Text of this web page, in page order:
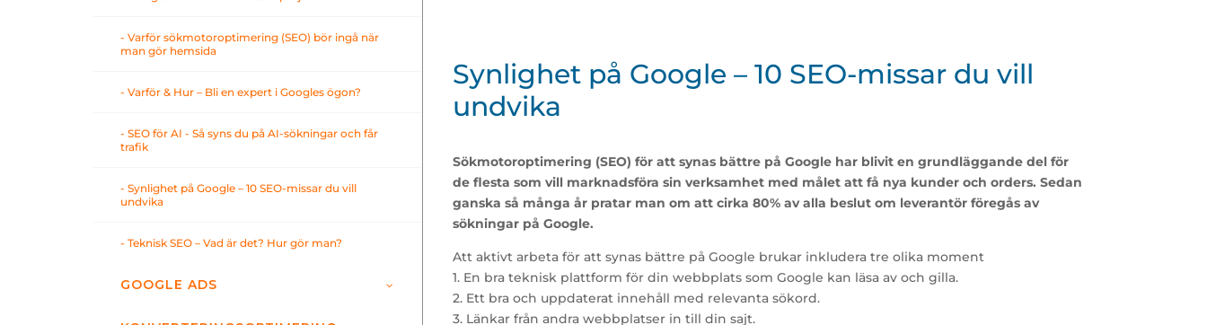
- Varför sökmotoroptimering (SEO) bör ingå när
man gör hemsida
- Varför & Hur – Bli en expert i Googles ögon?
- SEO för AI - Så syns du på AI-sökningar och får
trafik
- Synlighet på Google – 10 SEO-missar du vill
undvika
- Teknisk SEO – Vad är det? Hur gör man?
GOOGLE ADS
Synlighet på Google – 10 SEO-missar du vill
undvika
Sökmotoroptimering (SEO) för att synas bättre på Google har blivit en grundläggande del för
de flesta som vill marknadsföra sin verksamhet med målet att få nya kunder och orders. Sedan
ganska så många år pratar man om att cirka 80% av alla beslut om leverantör föregås av
sökningar på Google.
Att aktivt arbeta för att synas bättre på Google brukar inkludera tre olika moment
1. En bra teknisk plattform för din webbplats som Google kan läsa av och gilla.
2. Ett bra och uppdaterat innehåll med relevanta sökord.
3. Länkar från andra webbplatser in till din sajt.